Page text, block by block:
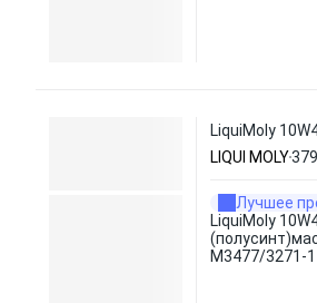
LiquiMoly
LIQUI MOLY
Лучшее
LiquiMoly
M3477/3271-1